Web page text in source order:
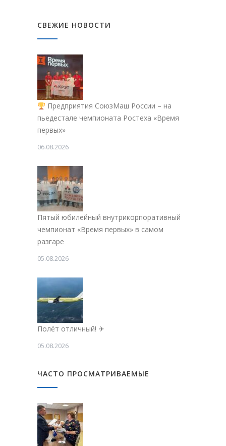
СВЕЖИЕ НОВОСТИ
Предприятия СоюзМаш России – на
пьедестале чемпионата Ростеха «Время
первых»
06.08.2026
Пятый юбилейный внутрикорпоративный
чемпионат «Время первых» в самом
разгаре
05.08.2026
Полёт отличный! ✈
05.08.2026
ЧАСТО ПРОСМАТРИВАЕМЫЕ